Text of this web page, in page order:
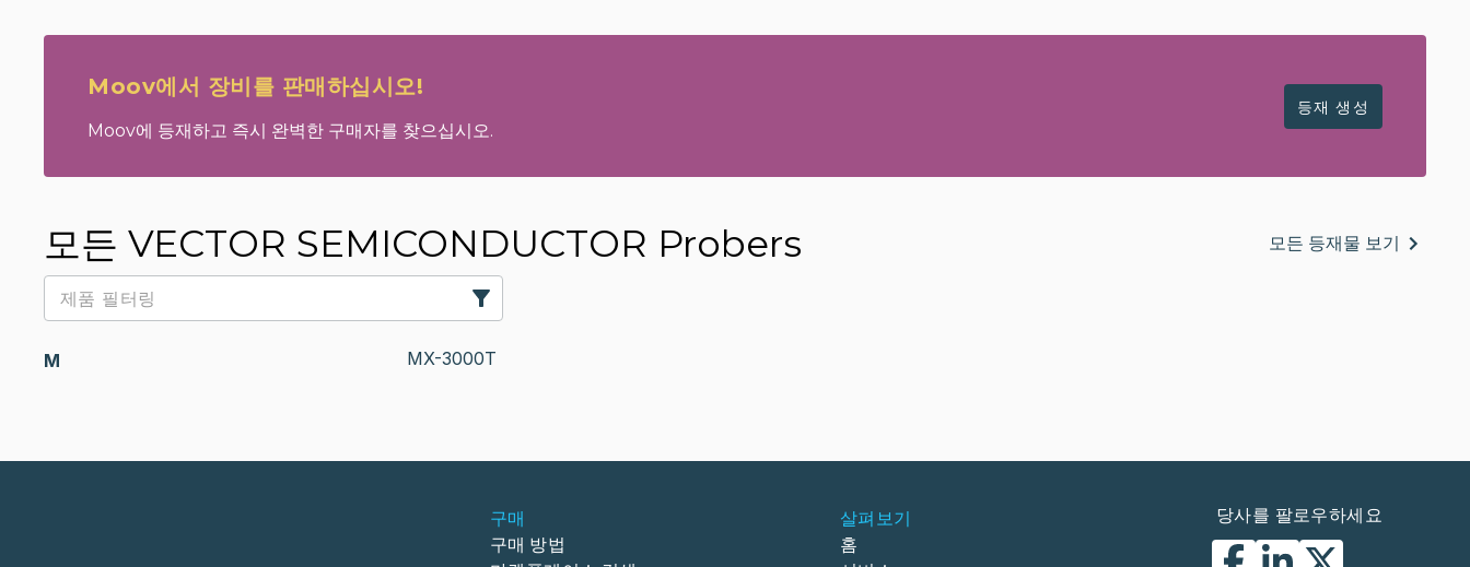
Moov에서 장비를 판매하십시오!
Moov에 등재하고 즉시 완벽한 구매자를 찾으십시오.
등재 생성
모든 VECTOR SEMICONDUCTOR Probers 모든 등재물 보기
M MX-3000T
구매
구매 방법
살펴보기
홈
당사를 팔로우하세요